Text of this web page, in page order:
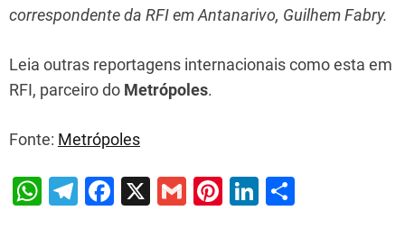
correspondente da RFI em Antanarivo, Guilhem Fabry.
Leia outras reportagens internacionais como esta em
RFI, parceiro do Metrópoles.
Fonte: Metrópoles
W T
F
X
G
Pi Li